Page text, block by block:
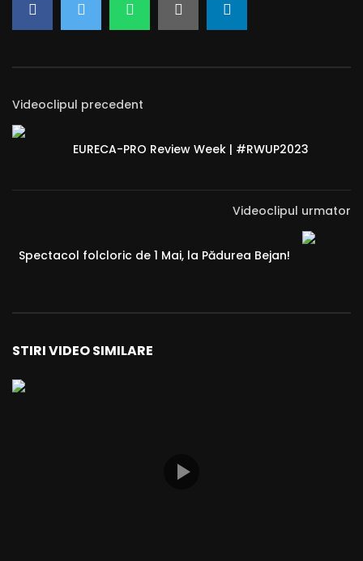
Videoclipul precedent
EURECA-PRO Review Week | #RWUP2023
Videoclipul urmator
Spectacol folcloric de 1 Mai, la Pădurea Bejan!
STIRI VIDEO SIMILARE